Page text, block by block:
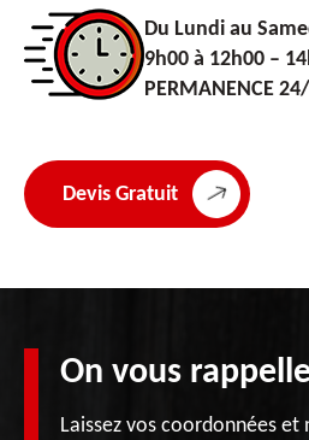
Du Lundi au
9h00 à 12h00 –
PERMANENCE
Devis Gratuit
On vous
Laissez vos coordonnées et